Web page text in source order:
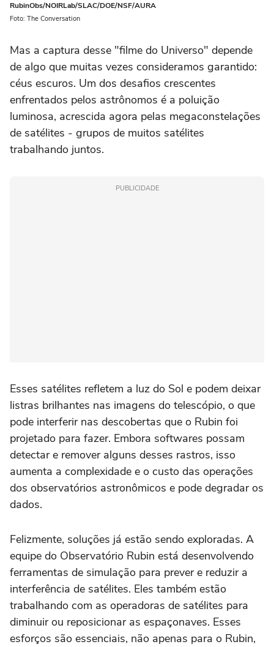
RubinObs/NOIRLab/SLAC/DOE/NSF/AURA
Foto: The Conversation
Mas a captura desse "filme do Universo" depende
de algo que muitas vezes consideramos garantido:
céus escuros. Um dos desafios crescentes
enfrentados pelos astrônomos é a poluição
luminosa, acrescida agora pelas megaconstelações
de satélites - grupos de muitos satélites
trabalhando juntos.
PUBLICIDADE
Esses satélites refletem a luz do Sol e podem deixar
listras brilhantes nas imagens do telescópio, o que
pode interferir nas descobertas que o Rubin foi
projetado para fazer. Embora softwares possam
detectar e remover alguns desses rastros, isso
aumenta a complexidade e o custo das operações
dos observatórios astronômicos e pode degradar os
dados.
Felizmente, soluções já estão sendo exploradas. A
equipe do Observatório Rubin está desenvolvendo
ferramentas de simulação para prever e reduzir a
interferência de satélites. Eles também estão
trabalhando com as operadoras de satélites para
diminuir ou reposicionar as espaçonaves. Esses
esforços são essenciais, não apenas para o Rubin,